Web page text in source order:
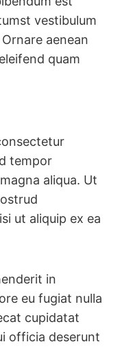
vestibulum
aenean
quam
tempor
aliqua. Ut
ut aliquip ex ea
in
eu fugiat nulla
cupidatat
officia deserunt